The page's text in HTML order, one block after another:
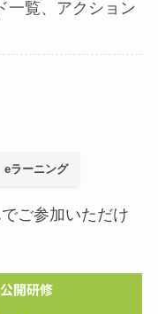
一覧、アクション
eラーニング
ご参加いただけ